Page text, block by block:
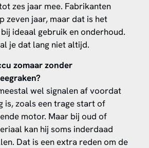
zes jaar mee. Fabrikanten
zeven jaar, maar dat is het
ideaal gebruik en onderhoud.
je dat lang niet altijd.
zomaar zonder
wel signalen af voordat
is, zoals een trage start of
motor. Maar bij oud of
kan hij soms inderdaad
Dat is een extra reden om de